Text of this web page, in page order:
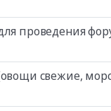
проведения
свежие,